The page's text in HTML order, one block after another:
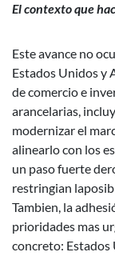
El contexto que
Este avance no
Estados Unidos y
de comercio e
arancelarias,
modernizar el
alinearlo con los
un paso fuerte
restringian
Tambien, la
prioridades mas
concreto: